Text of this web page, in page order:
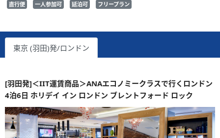
直行便 一人参加可 延泊可 フリープラン
東京 (羽田)発/ロンドン
[羽田発]＜IIT運賃商品＞ANAエコノミークラスで行くロンドン
4泊6日 ホリデイ イン ロンドン ブレントフォード ロック